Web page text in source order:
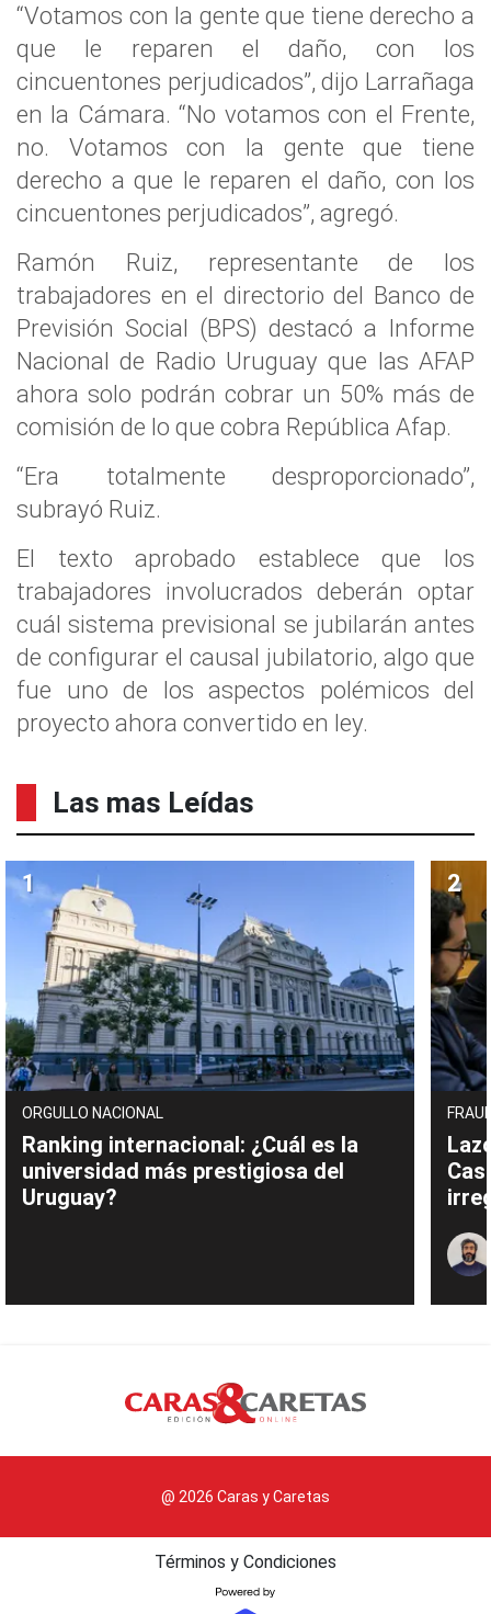
“Votamos con la gente que tiene derecho a
que le reparen el daño, con los
cincuentones perjudicados”, dijo Larrañaga
en la Cámara. “No votamos con el Frente,
no. Votamos con la gente que tiene
derecho a que le reparen el daño, con los
cincuentones perjudicados”, agregó.
Ramón Ruiz, representante de los
trabajadores en el directorio del Banco de
Previsión Social (BPS) destacó a Informe
Nacional de Radio Uruguay que las AFAP
ahora solo podrán cobrar un 50% más de
comisión de lo que cobra República Afap.
“Era totalmente desproporcionado”,
subrayó Ruiz.
El texto aprobado establece que los
trabajadores involucrados deberán optar
cuál sistema previsional se jubilarán antes
de configurar el causal jubilatorio, algo que
fue uno de los aspectos polémicos del
proyecto ahora convertido en ley.
Las mas Leídas
ORGULLO NACIONAL
Ranking internacional: ¿Cuál es la
universidad más prestigiosa del
Uruguay?
@ 2026 Caras y Caretas
Términos y Condiciones